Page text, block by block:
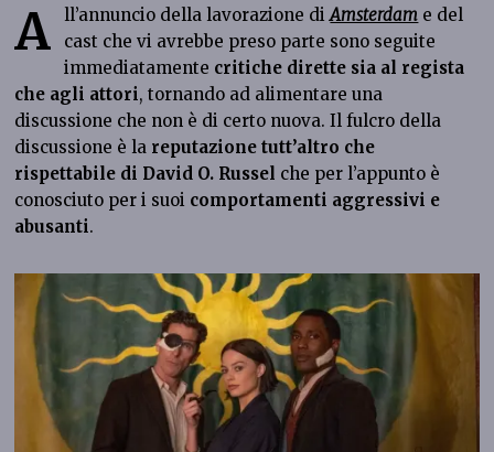
A ll’annuncio della lavorazione diAmsterdam e del
cast che vi avrebbe preso parte sono seguite
immediatamente critiche dirette sia al regista
che agli attori, tornando ad alimentare una
discussione che non è di certo nuova. Il fulcro della
discussione è la reputazione tutt’altro che
rispettabile di David O. Russel che per l’appunto è
conosciuto per i suoi comportamenti aggressivi e
abusanti.